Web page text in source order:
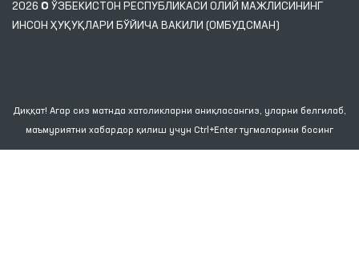
2026 © ЎЗБЕКИСТОН РЕСПУБЛИКАСИ ОЛИЙ МАЖЛИСИНИНГ
ИНСОН ҲУҚУҚЛАРИ БЎЙИЧА ВАКИЛИ (ОМБУДСМАН)
Диққат! Агар сиз матнда хатоликларни аниқласангиз, уларни белгилаб,
маъмуриятни хабардор қилиш учун Ctrl+Enter тугмаларини босинг